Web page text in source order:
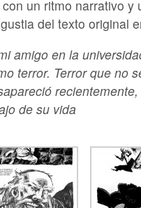
un ritmo narrativo y
del texto original
amigo en la
terror. Terror que no
de su vida